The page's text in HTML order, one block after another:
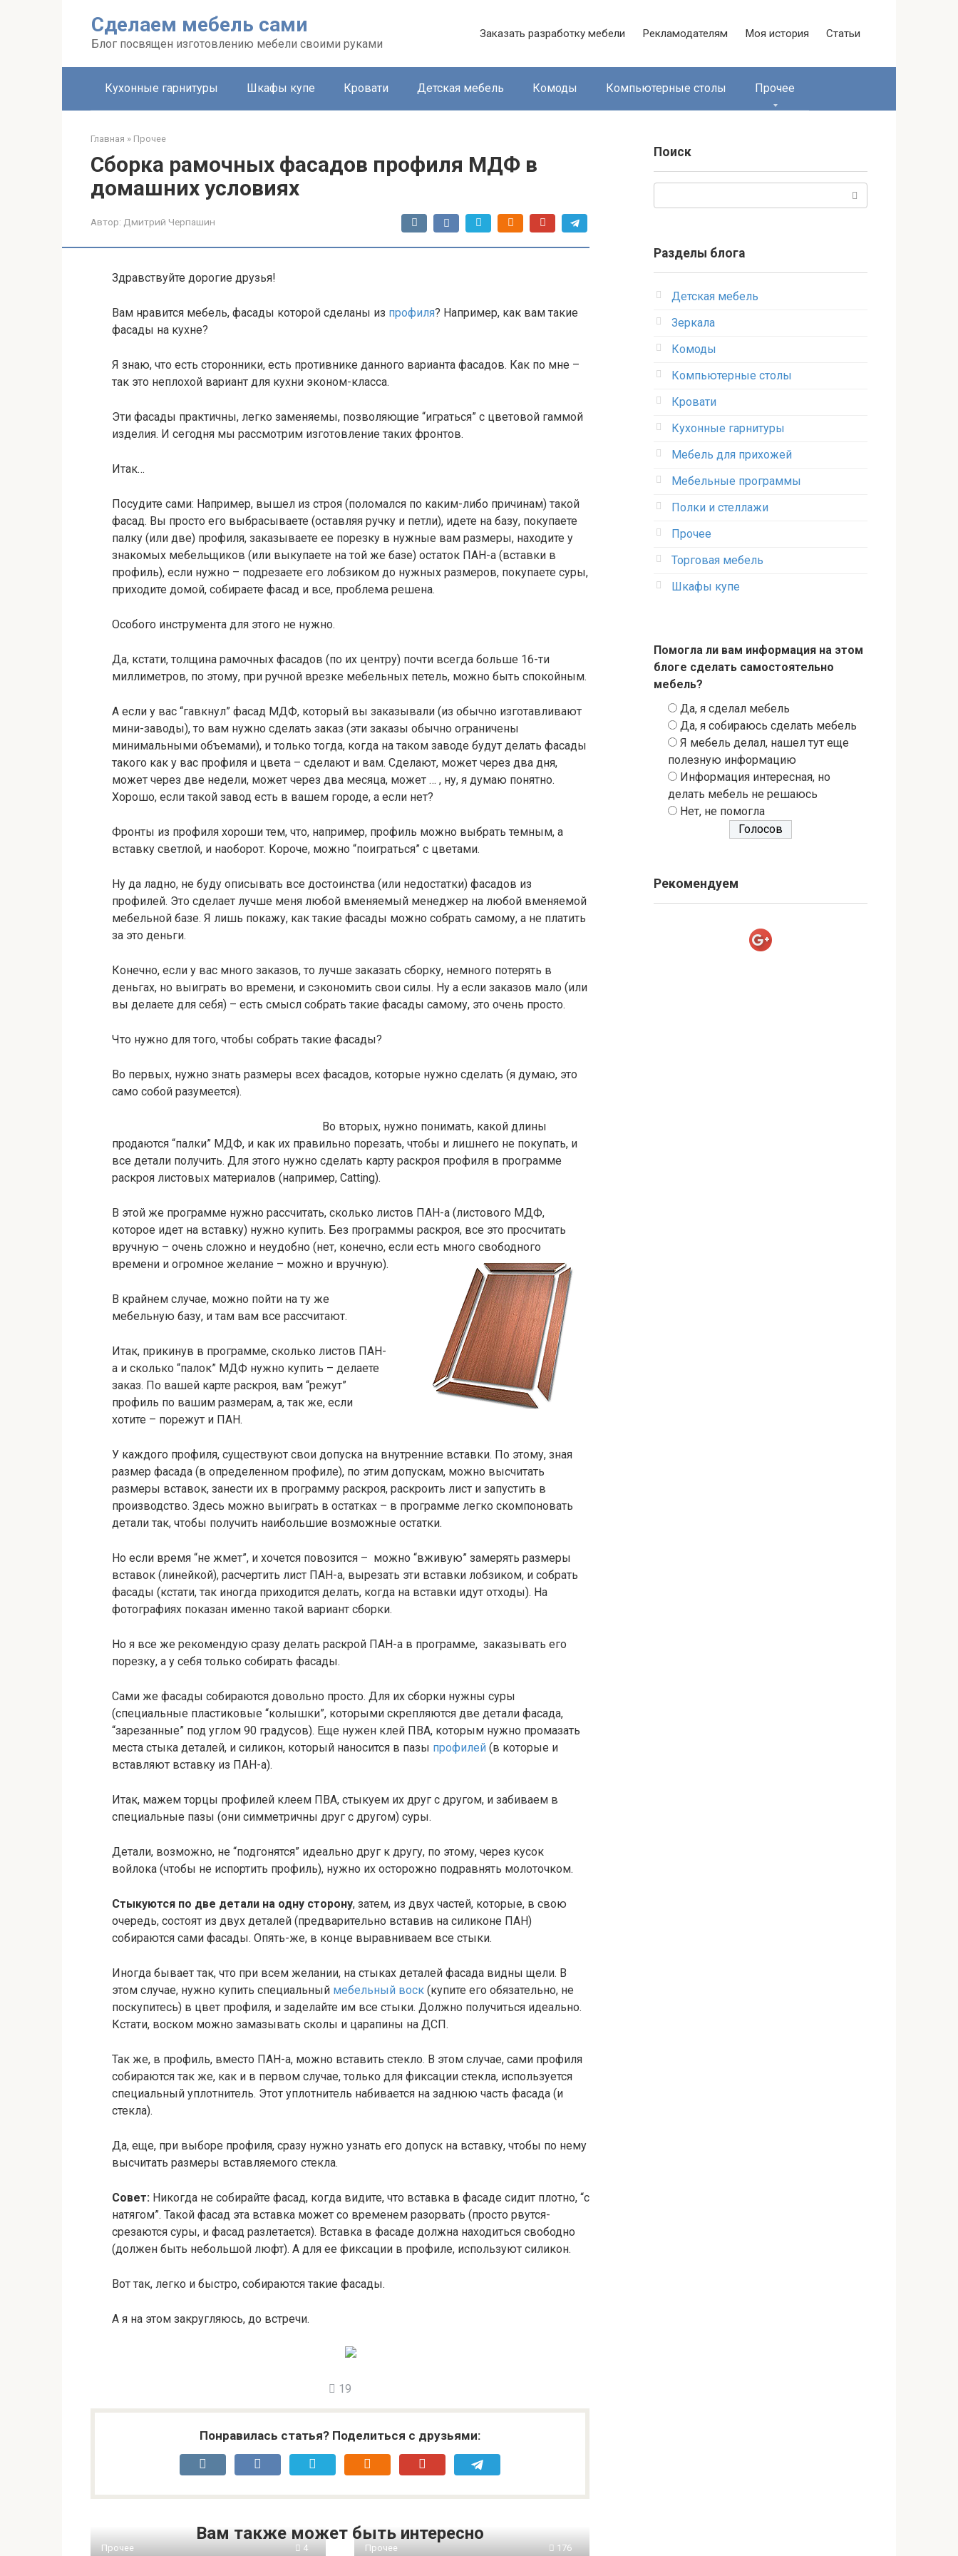
Сделаем мебель сами
Блог посвящен изготовлению мебели своими руками
Заказать разработку мебели Рекламодателям Моя история Статьи
Кухонные гарнитуры Шкафы купе Кровати Детская мебель Комоды Компьютерные столы Прочее
Главная » Прочее
Сборка рамочных фасадов профиля МДФ в
домашних условиях
Автор: Дмитрий Черпашин
Здравствуйте дорогие друзья!
Вам нравится мебель, фасады которой сделаны из профиля? Например, как вам такие
фасады на кухне?
Я знаю, что есть сторонники, есть противнике данного варианта фасадов. Как по мне –
так это неплохой вариант для кухни эконом-класса.
Эти фасады практичны, легко заменяемы, позволяющие “играться” с цветовой гаммой
изделия. И сегодня мы рассмотрим изготовление таких фронтов.
Итак…
Посудите сами: Например, вышел из строя (поломался по каким-либо причинам) такой
фасад. Вы просто его выбрасываете (оставляя ручку и петли), идете на базу, покупаете
палку (или две) профиля, заказываете ее порезку в нужные вам размеры, находите у
знакомых мебельщиков (или выкупаете на той же базе) остаток ПАН-а (вставки в
профиль), если нужно – подрезаете его лобзиком до нужных размеров, покупаете суры,
приходите домой, собираете фасад и все, проблема решена.
Особого инструмента для этого не нужно.
Да, кстати, толщина рамочных фасадов (по их центру) почти всегда больше 16-ти
миллиметров, по этому, при ручной врезке мебельных петель, можно быть спокойным.
А если у вас “гавкнул” фасад МДФ, который вы заказывали (из обычно изготавливают
мини-заводы), то вам нужно сделать заказ (эти заказы обычно ограничены
минимальными объемами), и только тогда, когда на таком заводе будут делать фасады
такого как у вас профиля и цвета – сделают и вам. Сделают, может через два дня,
может через две недели, может через два месяца, может … , ну, я думаю понятно.
Хорошо, если такой завод есть в вашем городе, а если нет?
Фронты из профиля хороши тем, что, например, профиль можно выбрать темным, а
вставку светлой, и наоборот. Короче, можно “поиграться” с цветами.
Ну да ладно, не буду описывать все достоинства (или недостатки) фасадов из
профилей. Это сделает лучше меня любой вменяемый менеджер на любой вменяемой
мебельной базе. Я лишь покажу, как такие фасады можно собрать самому, а не платить
за это деньги.
Конечно, если у вас много заказов, то лучше заказать сборку, немного потерять в
деньгах, но выиграть во времени, и сэкономить свои силы. Ну а если заказов мало (или
вы делаете для себя) – есть смысл собрать такие фасады самому, это очень просто.
Что нужно для того, чтобы собрать такие фасады?
Во первых, нужно знать размеры всех фасадов, которые нужно сделать (я думаю, это
само собой разумеется).
Во вторых, нужно понимать, какой длины
продаются “палки” МДФ, и как их правильно порезать, чтобы и лишнего не покупать, и
все детали получить. Для этого нужно сделать карту раскроя профиля в программе
раскроя листовых материалов (например, Catting).
В этой же программе нужно рассчитать, сколько листов ПАН-а (листового МДФ,
которое идет на вставку) нужно купить. Без программы раскроя, все это просчитать
вручную – очень сложно и неудобно (нет, конечно, если есть много свободного
времени и огромное желание – можно и вручную).
В крайнем случае, можно пойти на ту же
мебельную базу, и там вам все рассчитают.
Итак, прикинув в программе, сколько листов ПАН-
а и сколько “палок” МДФ нужно купить – делаете
заказ. По вашей карте раскроя, вам “режут”
профиль по вашим размерам, а, так же, если
хотите – порежут и ПАН.
У каждого профиля, существуют свои допуска на внутренние вставки. По этому, зная
размер фасада (в определенном профиле), по этим допускам, можно высчитать
размеры вставок, занести их в программу раскроя, раскроить лист и запустить в
производство. Здесь можно выиграть в остатках – в программе легко скомпоновать
детали так, чтобы получить наибольшие возможные остатки.
Но если время “не жмет”, и хочется повозится – можно “вживую” замерять размеры
вставок (линейкой), расчертить лист ПАН-а, вырезать эти вставки лобзиком, и собрать
фасады (кстати, так иногда приходится делать, когда на вставки идут отходы). На
фотографиях показан именно такой вариант сборки.
Но я все же рекомендую сразу делать раскрой ПАН-а в программе, заказывать его
порезку, а у себя только собирать фасады.
Сами же фасады собираются довольно просто. Для их сборки нужны суры
(специальные пластиковые “колышки”, которыми скрепляются две детали фасада,
“зарезанные” под углом 90 градусов). Еще нужен клей ПВА, которым нужно промазать
места стыка деталей, и силикон, который наносится в пазы профилей (в которые и
вставляют вставку из ПАН-а).
Итак, мажем торцы профилей клеем ПВА, стыкуем их друг с другом, и забиваем в
специальные пазы (они симметричны друг с другом) суры.
Детали, возможно, не “подгонятся” идеально друг к другу, по этому, через кусок
войлока (чтобы не испортить профиль), нужно их осторожно подравнять молоточком.
Стыкуются по две детали на одну сторону, затем, из двух частей, которые, в свою
очередь, состоят из двух деталей (предварительно вставив на силиконе ПАН)
собираются сами фасады. Опять-же, в конце выравниваем все стыки.
Иногда бывает так, что при всем желании, на стыках деталей фасада видны щели. В
этом случае, нужно купить специальный мебельный воск (купите его обязательно, не
поскупитесь) в цвет профиля, и заделайте им все стыки. Должно получиться идеально.
Кстати, воском можно замазывать сколы и царапины на ДСП.
Так же, в профиль, вместо ПАН-а, можно вставить стекло. В этом случае, сами профиля
собираются так же, как и в первом случае, только для фиксации стекла, используется
специальный уплотнитель. Этот уплотнитель набивается на заднюю часть фасада (и
стекла).
Да, еще, при выборе профиля, сразу нужно узнать его допуск на вставку, чтобы по нему
высчитать размеры вставляемого стекла.
Совет: Никогда не собирайте фасад, когда видите, что вставка в фасаде сидит плотно, “с
натягом”. Такой фасад эта вставка может со временем разорвать (просто рвутся-
срезаются суры, и фасад разлетается). Вставка в фасаде должна находиться свободно
(должен быть небольшой люфт). А для ее фиксации в профиле, используют силикон.
Вот так, легко и быстро, собираются такие фасады.
А я на этом закругляюсь, до встречи.
19
Понравилась статья? Поделиться с друзьями:
Вам также может быть интересно
Прочее 4 Прочее 176
Поиск
Разделы блога
Детская мебель
Зеркала
Комоды
Компьютерные столы
Кровати
Кухонные гарнитуры
Мебель для прихожей
Мебельные программы
Полки и стеллажи
Прочее
Торговая мебель
Шкафы купе
Помогла ли вам информация на этом
блоге сделать самостоятельно
мебель?
Да, я сделал мебель
Да, я собираюсь сделать мебель
Я мебель делал, нашел тут еще
полезную информацию
Информация интересная, но
делать мебель не решаюсь
Нет, не помогла
Рекомендуем